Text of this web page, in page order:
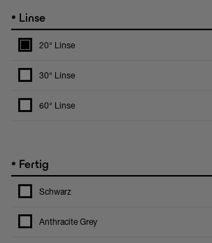
• Linse
20° Linse
30° Linse
60° Linse
• Fertig
Schwarz
Anthracite Grey